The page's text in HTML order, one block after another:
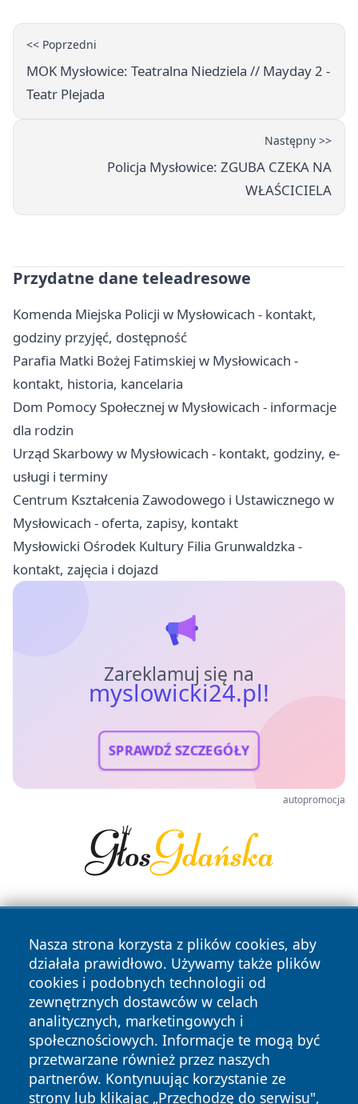
<< Poprzedni
MOK Mysłowice: Teatralna Niedziela // Mayday 2 -
Teatr Plejada
Następny >>
Policja Mysłowice: ZGUBA CZEKA NA
WŁAŚCICIELA
Przydatne dane teleadresowe
Komenda Miejska Policji w Mysłowicach - kontakt,
godziny przyjęć, dostępność
Parafia Matki Bożej Fatimskiej w Mysłowicach -
kontakt, historia, kancelaria
Dom Pomocy Społecznej w Mysłowicach - informacje
dla rodzin
Urząd Skarbowy w Mysłowicach - kontakt, godziny, e-
usługi i terminy
Centrum Kształcenia Zawodowego i Ustawicznego w
Mysłowicach - oferta, zapisy, kontakt
Mysłowicki Ośrodek Kultury Filia Grunwaldzka -
kontakt, zajęcia i dojazd
Zareklamuj się na
myslowicki24.pl!
SPRAWDŹ SZCZEGÓŁY
autopromocja
Nasza strona korzysta z plików cookies, aby
działała prawidłowo. Używamy także plików
cookies i podobnych technologii od
zewnętrznych dostawców w celach
analitycznych, marketingowych i
społecznościowych. Informacje te mogą być
przetwarzane również przez naszych
partnerów. Kontynuując korzystanie ze
strony lub klikając „Przechodzę do serwisu",
Copyright © 2026 myslowicki24.pl Wszystkie prawa
zastrzeżone.
News Autorzy
Polityka
Prywatności
Polityka
Cookies